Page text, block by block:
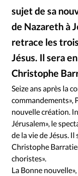
Devise:
RUBRIQUES
Eglises
Histoire
Mission
Monde
Société
sujet de sa
de Nazareth à
retrace les
Jésus. Il sera
Christophe
Seize ans après la
commandements»,
nouvelle création.
Jérusalem», le
de la vie de Jésus.
Christophe
choristes».
La Bonne